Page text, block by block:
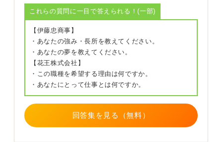
握してから答えるほうが、はるかに重要です。
しまうこともあります。
聞き返すことによってマイナス評価になることは、まず
少ないため、遠慮せず聞きましょう。
0
これらの質問に一目で答えられる！(一部)
【伊藤忠商事】
・あなたの強み・長所を教えてください。
・あなたの夢を教えてください。
【花王株式会社】
・この職種を希望する理由は何ですか。
・あなたにとって仕事とは何ですか。
回答集を見る（無料）